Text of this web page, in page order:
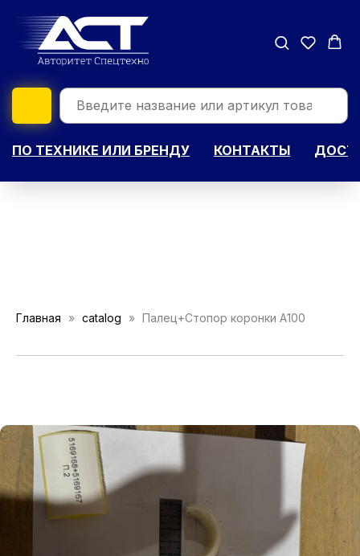
ПО ТЕХНИКЕ ИЛИ БРЕНДУ КОНТАКТЫ
Главная catalog Палец+Стопор коронки A100